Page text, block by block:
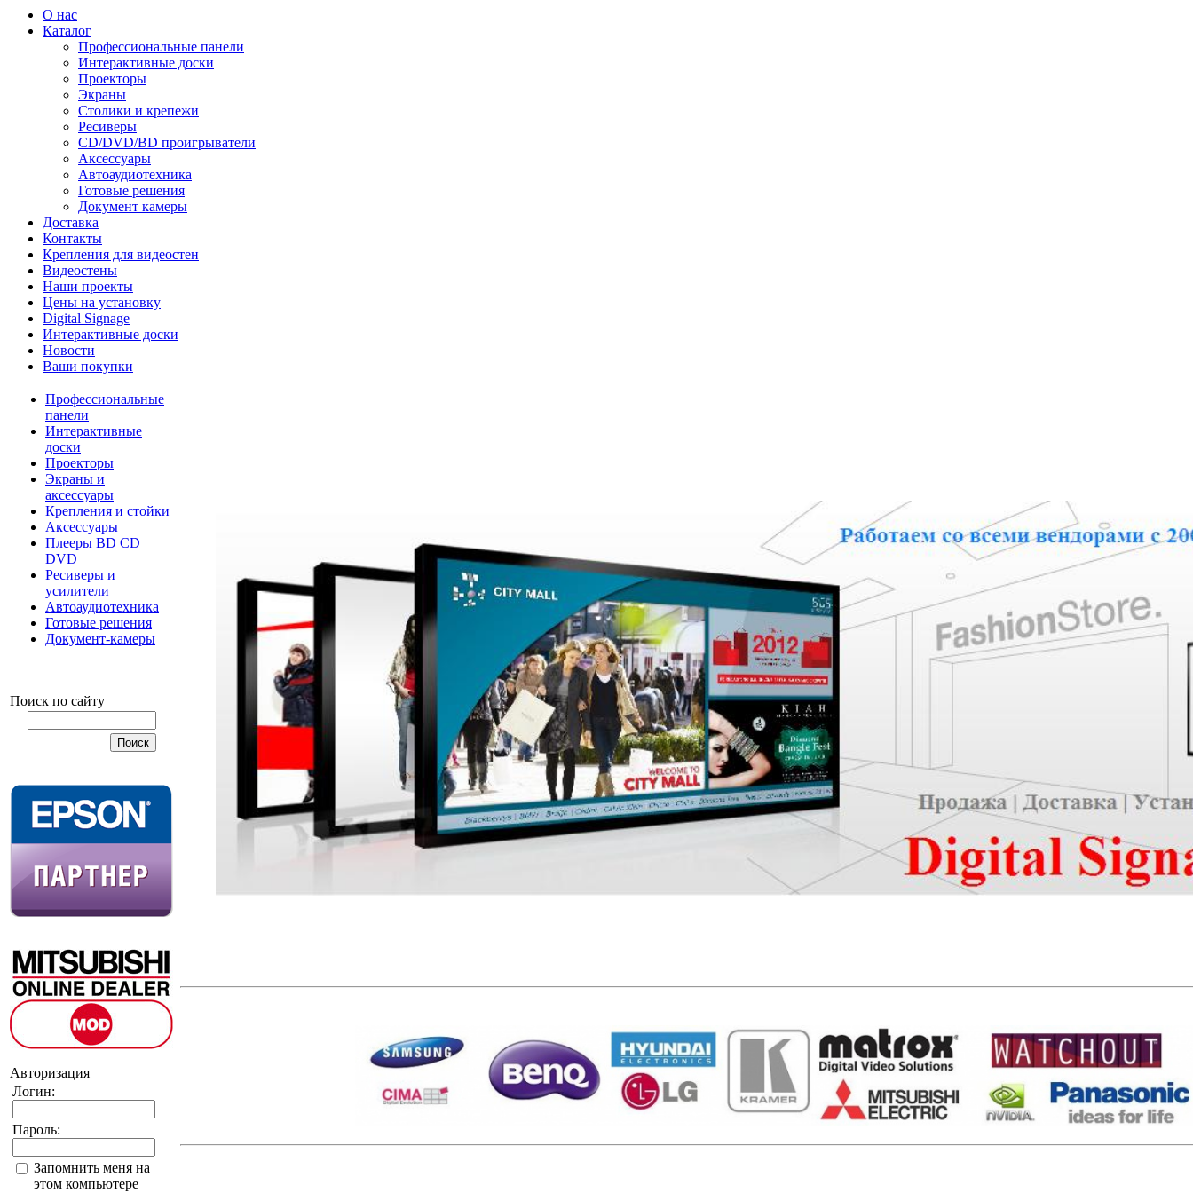
О нас
Каталог
Профессиональные панели
Интерактивные доски
Проекторы
Экраны
Столики и крепежи
Ресиверы
CD/DVD/BD проигрыватели
Аксессуары
Автоаудиотехника
Готовые решения
Документ камеры
Доставка
Контакты
Крепления для видеостен
Видеостены
Наши проекты
Цены на установку
Digital Signage
Интерактивные доски
Новости
Ваши покупки
Профессиональные
панели
Интерактивные
доски
Проекторы
Экраны и
аксессуары
Крепления и стойки
Аксессуары
Плееры BD CD
DVD
Ресиверы и
усилители
Автоаудиотехника
Готовые решения
Документ-камеры
Поиск по сайту
Авторизация
Логин:
Пароль:
Запомнить меня на
этом компьютере